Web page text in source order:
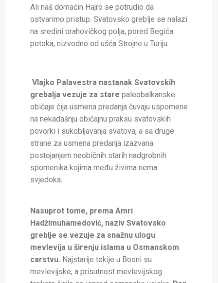
Ali naš domaćin Hajro se potrudio da
ostvarimo pristup. Svatovsko greblje se nalazi
na sredini orahovičkog polja, pored Begića
potoka, nizvodno od ušća Strojne u Turiju.
Vlajko Palavestra nastanak Svatovskih
grebalja vezuje za stare paleobalkanske
običaje čija usmena predanja čuvaju uspomene
na nekadašnju običajnu praksu svatovskih
povorki i sukobljavanja svatova, a sa druge
strane za usmena predanja izazvana
postojanjem neobičnih starih nadgrobnih
spomenika kojima među živima nema
svjedoka.
Nasuprot tome, prema Amri
Hadžimuhamedović, naziv Svatovsko
greblje se vezuje za snažnu ulogu
mevlevija u širenju islama u Osmanskom
carstvu. Najstarije tekije u Bosni su
mevlevijske, a prisutnost mevlevijskog